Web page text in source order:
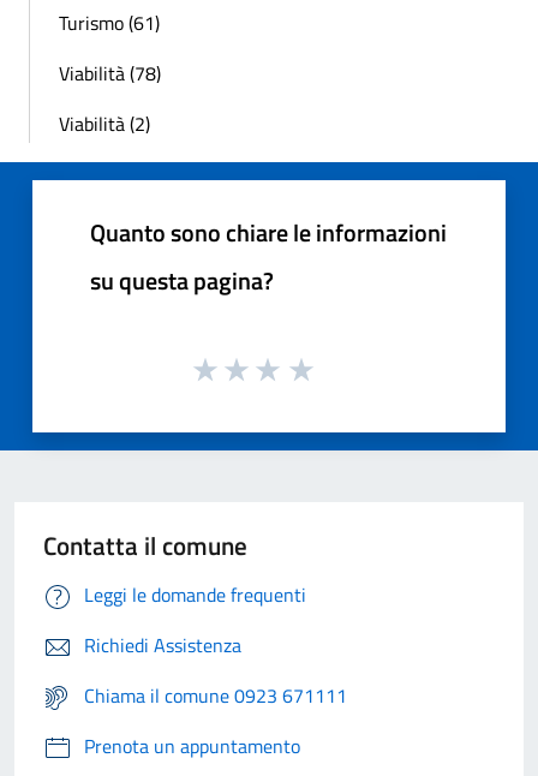
Turismo (61)
Viabilità (78)
Viabilità (2)
Quanto sono chiare le informazioni
su questa pagina?
Contatta il comune
Leggi le domande frequenti
Richiedi Assistenza
Chiama il comune 0923 671111
Prenota un appuntamento